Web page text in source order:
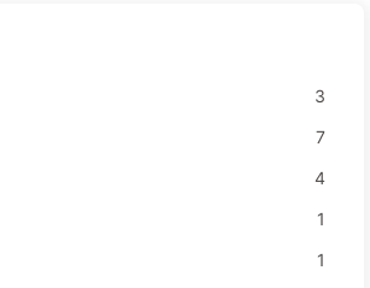
3
7
4
1
1